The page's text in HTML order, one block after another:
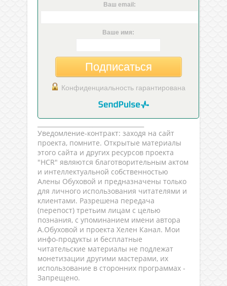
Ваш email:
Ваше имя:
Подписаться
Конфиденциальность гарантирована
Уведомление-контракт: заходя на сайт
проекта, помните. Открытые материалы
этого сайта и других ресурсов проекта
"HCR" являются благотворительным актом
и интеллектуальной собственностью
Алены Обуховой и предназначены только
для личного использования читателями и
клиентами. Разрешена передача
(перепост) третьим лицам с целью
познания, с упоминанием имени автора
А.Обуховой и проекта Хелен Канал. Мои
инфо-продукты и бесплатные
читательские материалы не подлежат
монетизации другими мастерами, их
использование в сторонних программах -
Запрещено.